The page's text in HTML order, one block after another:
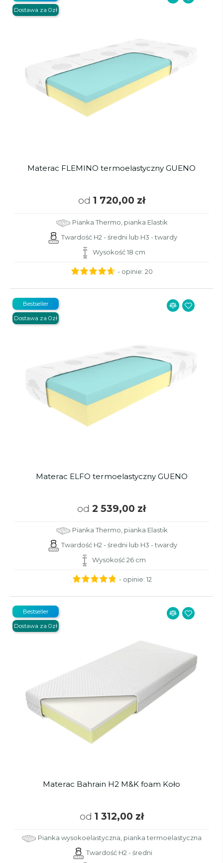
Materac FLEMINO termoelastyczny GUENO
od 1 720,00 zł
Pianka Thermo, pianka Elastik
Twardość H2 - średni lub H3 - twardy
Wysokość 18 cm
Dostawa za 0zł
- opinie: 20
Materac ELFO termoelastyczny GUENO
od 2 539,00 zł
Pianka Thermo, pianka Elastik
Twardość H2 - średni lub H3 - twardy
Wysokość 26 cm
Bestseller
Dostawa za 0zł
- opinie: 12
Materac Bahrain H2 M&K foam Koło
od 1 312,00 zł
Pianka wysokoelastyczna, pianka termoelastyczna
Twardość H2 - średni
Bestseller
Dostawa za 0zł